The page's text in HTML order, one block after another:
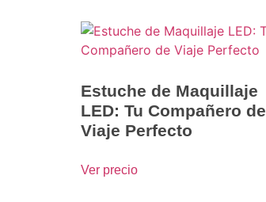
Estuche de Maquillaje
LED: Tu Compañero de
Viaje Perfecto
Ver precio